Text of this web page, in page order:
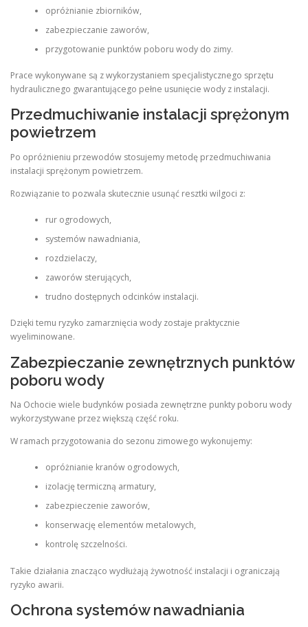
opróżnianie zbiorników,
zabezpieczanie zaworów,
przygotowanie punktów poboru wody do zimy.
Prace wykonywane są z wykorzystaniem specjalistycznego sprzętu
hydraulicznego gwarantującego pełne usunięcie wody z instalacji.
Przedmuchiwanie instalacji sprężonym
powietrzem
Po opróżnieniu przewodów stosujemy metodę przedmuchiwania
instalacji sprężonym powietrzem.
Rozwiązanie to pozwala skutecznie usunąć resztki wilgoci z:
rur ogrodowych,
systemów nawadniania,
rozdzielaczy,
zaworów sterujących,
trudno dostępnych odcinków instalacji.
Dzięki temu ryzyko zamarznięcia wody zostaje praktycznie
wyeliminowane.
Zabezpieczanie zewnętrznych punktów
poboru wody
Na Ochocie wiele budynków posiada zewnętrzne punkty poboru wody
wykorzystywane przez większą część roku.
W ramach przygotowania do sezonu zimowego wykonujemy:
opróżnianie kranów ogrodowych,
izolację termiczną armatury,
zabezpieczenie zaworów,
konserwację elementów metalowych,
kontrolę szczelności.
Takie działania znacząco wydłużają żywotność instalacji i ograniczają
ryzyko awarii.
Ochrona systemów nawadniania